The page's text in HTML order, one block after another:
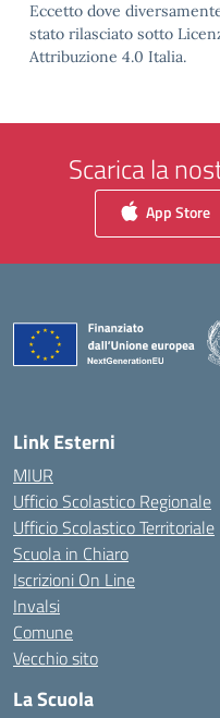
Eccetto dove
stato rilasciato sotto
Attribuzione 4.0 Italia.
Scarica la
App Store
Link Esterni
MIUR
Ufficio Scolastico Regionale
Ufficio Scolastico Territoriale
Scuola in Chiaro
Iscrizioni On Line
Invalsi
Comune
Vecchio sito
La Scuola